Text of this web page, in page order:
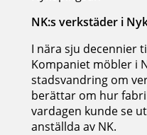
NK:s verkstäder i
I nära sju decennier
Kompaniet möbler i
stadsvandring om
berättar om hur
vardagen kunde se
anställda av NK.